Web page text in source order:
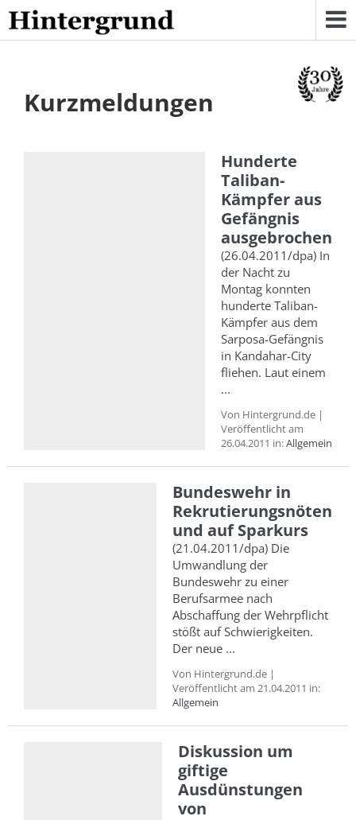
Skip
to
content
Kurzmeldungen
Hunderte
Taliban-
Kämpfer aus
Gefängnis
ausgebrochen
(26.04.2011/dpa) In
der Nacht zu
Montag konnten
hunderte Taliban-
Kämpfer aus dem
Sarposa-Gefängnis
in Kandahar-City
fliehen. Laut einem
...
Von Hintergrund.de |
Veröffentlicht am
26.04.2011 in:Allgemein
Bundeswehr in
Rekrutierungsnöten
und auf Sparkurs
(21.04.2011/dpa) Die
Umwandlung der
Bundeswehr zu einer
Berufsarmee nach
Abschaffung der Wehrpflicht
stößt auf Schwierigkeiten.
Der neue ...
Von Hintergrund.de |
Veröffentlicht am 21.04.2011 in:
Allgemein
Diskussion um
giftige
Ausdünstungen
von